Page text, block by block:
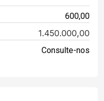
600,00
1.450.000,00
Consulte-nos